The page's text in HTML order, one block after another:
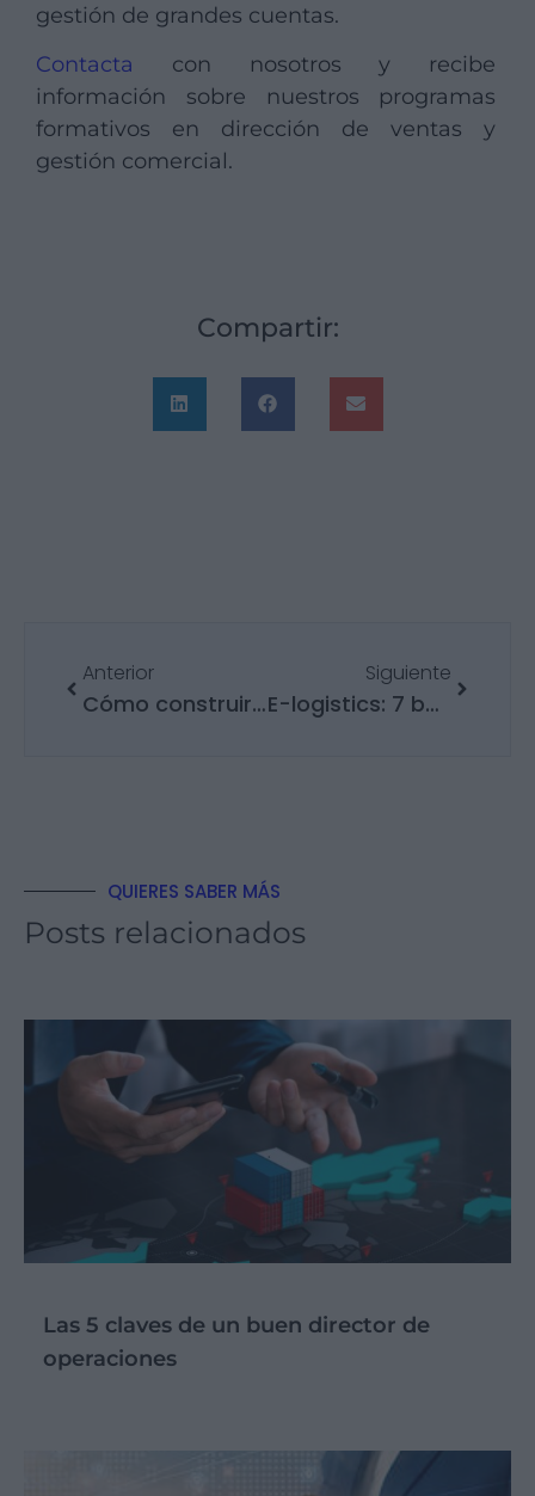
gestión de grandes cuentas.
Contacta con nosotros y recibe
información sobre nuestros programas
formativos en dirección de ventas y
gestión comercial.
Compartir:
Anterior
Cómo construir un plan comercial alineado con los objetivos de negocio
Siguiente
E-logistics: 7 beneficios para un e-commerce
QUIERES SABER MÁS
Posts relacionados
Las 5 claves de un buen director de
operaciones